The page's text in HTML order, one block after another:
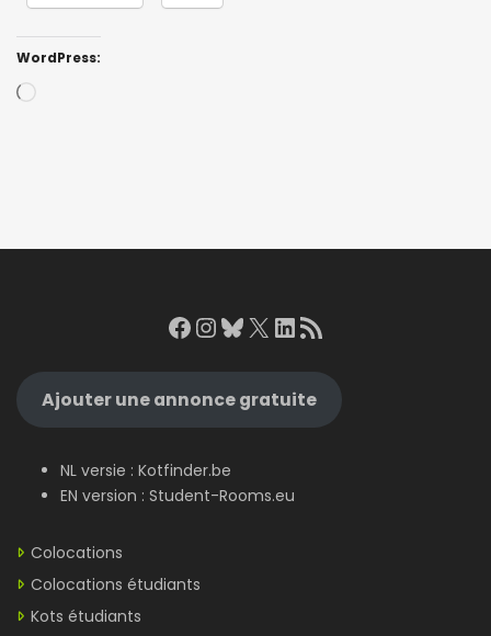
WordPress:
Facebook
Instagram
Bluesky
X LinkedIn
RSS Feed
Ajouter une annonce gratuite
NL versie : Kotfinder.be
EN version : Student-Rooms.eu
Colocations
Colocations étudiants
Kots étudiants